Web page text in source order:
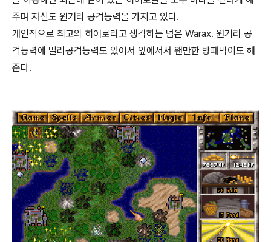
주며 자신도 원거리 공격능력을 가지고 있다.
개인적으로 최고의 히어로라고 생각하는 넘은 Warax. 원거리 공
격능력에 밀리공격능력도 있어서 앞에서서 왠만한 방패막이도 해
준다.